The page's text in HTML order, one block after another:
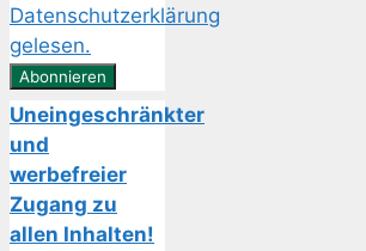
Datenschutzerklärung
gelesen.
Uneingeschränkter
und
werbefreier
Zugang zu
allen Inhalten!